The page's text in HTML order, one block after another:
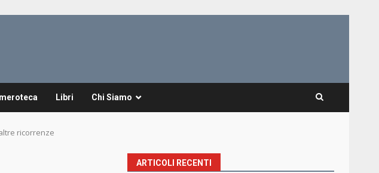
Libri Chi Siamo
ricorrenze
ARTICOLI RECENTI